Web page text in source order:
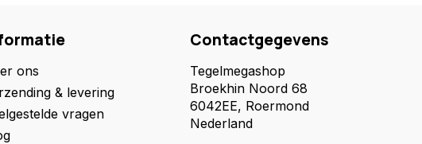
ons
& levering
vragen
Contactgegevens
Tegelmegashop
Broekhin Noord 68
6042EE, Roermond
Nederland